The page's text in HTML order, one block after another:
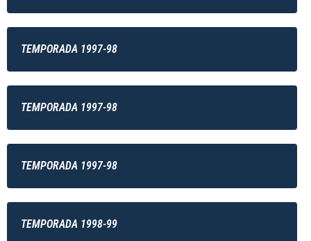
TEMPORADA 1997-98
TEMPORADA 1997-98
TEMPORADA 1997-98
TEMPORADA 1998-99